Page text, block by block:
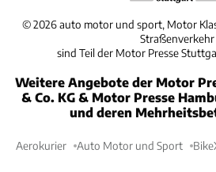
©2026 auto motor und sport, Motor
Straßenverkehr
sind Teil der Motor Presse
Weitere Angebote der Motor
& Co. KG & Motor Presse
und deren
Aerokurier Auto Motor und Sport